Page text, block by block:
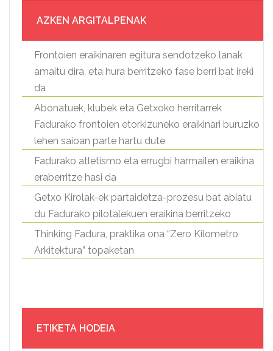
AZKEN ARGITALPENAK
Frontoien eraikinaren egitura sendotzeko lanak
amaitu dira, eta hura berritzeko fase berri bat ireki
da
Abonatuek, klubek eta Getxoko herritarrek
Fadurako frontoien etorkizuneko eraikinari buruzko
lehen saioan parte hartu dute
Fadurako atletismo eta errugbi harmailen eraikina
eraberritze hasi da
Getxo Kirolak-ek partaidetza-prozesu bat abiatu
du Fadurako pilotalekuen eraikina berritzeko
Thinking Fadura, praktika ona “Zero Kilometro
Arkitektura” topaketan
ETIKETA HODEIA